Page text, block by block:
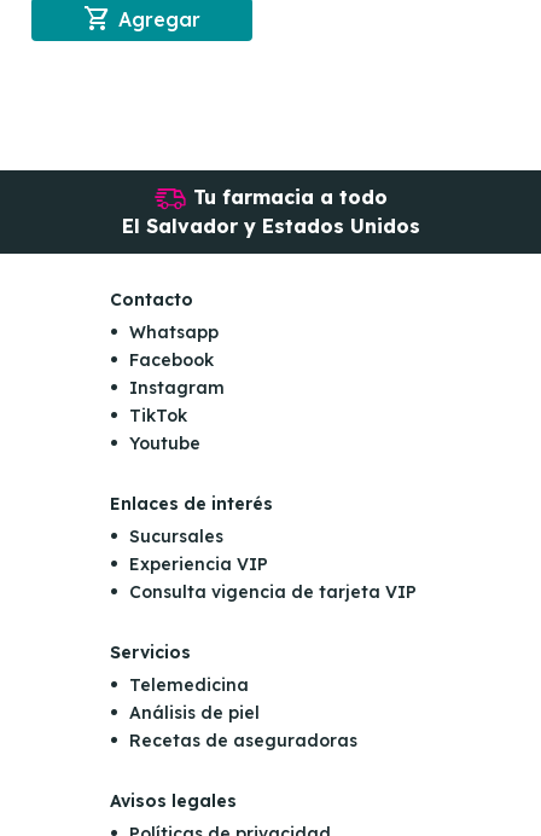
shopping_cart Agregar
Tu farmacia a todo
El Salvador y Estados Unidos
Contacto
Whatsapp
Facebook
Instagram
TikTok
Youtube
Enlaces de interés
Sucursales
Experiencia VIP
Consulta vigencia de tarjeta VIP
Servicios
Telemedicina
Análisis de piel
Recetas de aseguradoras
Avisos legales